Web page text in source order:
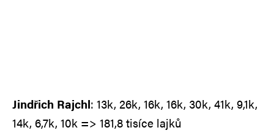
Jindřich Rajchl: 13k, 26k, 16k, 16k, 30k, 41k, 9,1k,
14k, 6,7k, 10k => 181,8 tisíce lajků